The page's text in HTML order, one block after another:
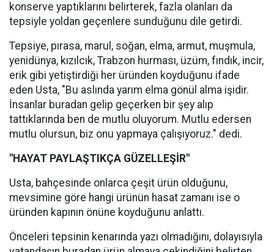
konserve yaptıklarını belirterek, fazla olanları da
tepsiyle yoldan geçenlere sunduğunu dile getirdi.
Tepsiye, pırasa, marul, soğan, elma, armut, muşmula,
yenidünya, kızılcık, Trabzon hurması, üzüm, fındık, incir,
erik gibi yetiştirdiği her üründen koyduğunu ifade
eden Usta, "Bu aslında yarım elma gönül alma işidir.
İnsanlar buradan gelip geçerken bir şey alıp
tattıklarında ben de mutlu oluyorum. Mutlu edersen
mutlu olursun, biz onu yapmaya çalışıyoruz." dedi.
"HAYAT PAYLAŞTIKÇA GÜZELLEŞİR"
Usta, bahçesinde onlarca çeşit ürün olduğunu,
mevsimine göre hangi ürünün hasat zamanı ise o
üründen kapının önüne koyduğunu anlattı.
Önceleri tepsinin kenarında yazı olmadığını, dolayısıyla